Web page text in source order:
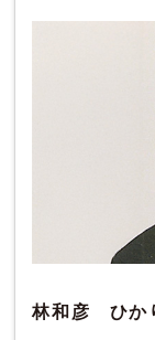
林和彦 ひか